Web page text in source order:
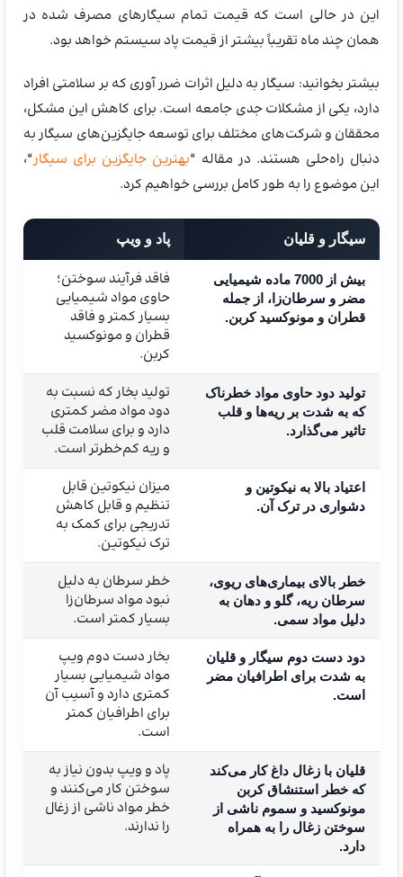
این در حالی است که قیمت تمام سیگارهای مصرف شده در
همان چند ماه تقریباً بیشتر از قیمت پاد سیستم خواهد بود.
بیشتر بخوانید: سیگار به دلیل اثرات ضرر آوری که بر سلامتی افراد
دارد، یکی از مشکلات جدی جامعه است. برای کاهش این مشکل،
محققان و شرکت‌های مختلف برای توسعه جایگزین‌های سیگار به
دنبال راه‌حلی هستند. در مقاله “بهترین جایگزین برای سیگار“،
این موضوع را به طور کامل بررسی خواهیم کرد.
سیگار و قلیان پاد و ویپ
بیش از 7000 ماده شیمیایی
مضر و سرطان‌زا، از جمله
قطران و مونوکسید کربن.
فاقد فرآیند سوختن؛
حاوی مواد شیمیایی
بسیار کمتر و فاقد
قطران و مونوکسید
کربن.
تولید دود حاوی مواد خطرناک
که به شدت بر ریه‌ها و قلب
تاثیر می‌گذارد.
تولید بخار که نسبت به
دود مواد مضر کمتری
دارد و برای سلامت قلب
و ریه کم‌خطرتر است.
اعتیاد بالا به نیکوتین و
دشواری در ترک آن.
میزان نیکوتین قابل
تنظیم و قابل کاهش
تدریجی برای کمک به
ترک نیکوتین.
خطر بالای بیماری‌های ریوی،
سرطان ریه، گلو و دهان به
دلیل مواد سمی.
خطر سرطان به دلیل
نبود مواد سرطان‌زا
بسیار کمتر است.
دود دست دوم سیگار و قلیان
به شدت برای اطرافیان مضر
است.
بخار دست دوم ویپ
مواد شیمیایی بسیار
کمتری دارد و آسیب آن
برای اطرافیان کمتر
است.
قلیان با زغال داغ کار می‌کند
که خطر استنشاق کربن
مونوکسید و سموم ناشی از
سوختن زغال را به همراه
دارد.
پاد و ویپ بدون نیاز به
سوختن کار می‌کنند و
خطر مواد ناشی از زغال
را ندارند.